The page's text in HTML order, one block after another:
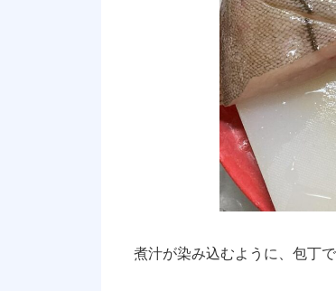
煮汁が染み込むように、包丁